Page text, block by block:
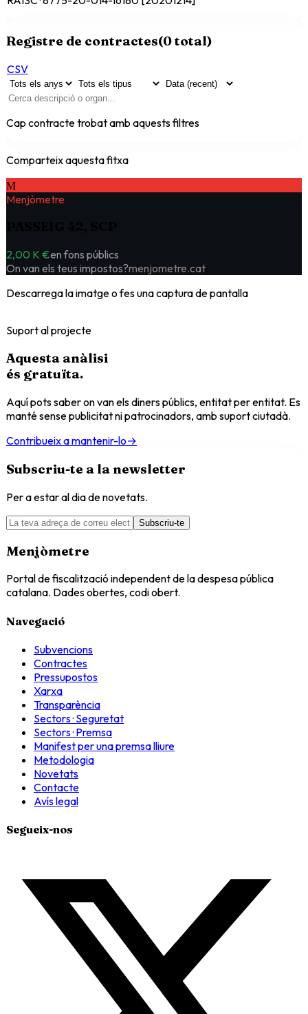
Registre de contractes(0total)
CSV
Cap contracte trobat amb aquests filtres
Comparteix aquesta fitxa
M
Menjòmetre
2,00 K €en fons públics
On van els teus impostos?menjometre.cat
Descarrega la imatge o fes una captura de pantalla
Suport al projecte
Aquesta anàlisi
és gratuïta.
Aquí pots saber on van els diners públics, entitat per entitat. Es
manté sense publicitat ni patrocinadors, amb suport ciutadà.
Contribueix a mantenir-lo→
Subscriu-te a la newsletter
Per a estar al dia de novetats.
Subscriu-te
Menjòmetre
Portal de fiscalització independent de la despesa pública
catalana. Dades obertes, codi obert.
Navegació
Subvencions
Contractes
Pressupostos
Xarxa
Transparència
Sectors · Seguretat
Sectors · Premsa
Manifest per una premsa lliure
Metodologia
Novetats
Contacte
Avís legal
Segueix-nos